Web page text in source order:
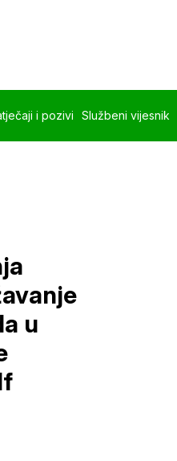
i pozivi Službeni vijesnik
u